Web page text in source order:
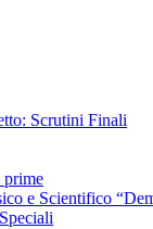
Scrutini Finali
prime
e Scientifico